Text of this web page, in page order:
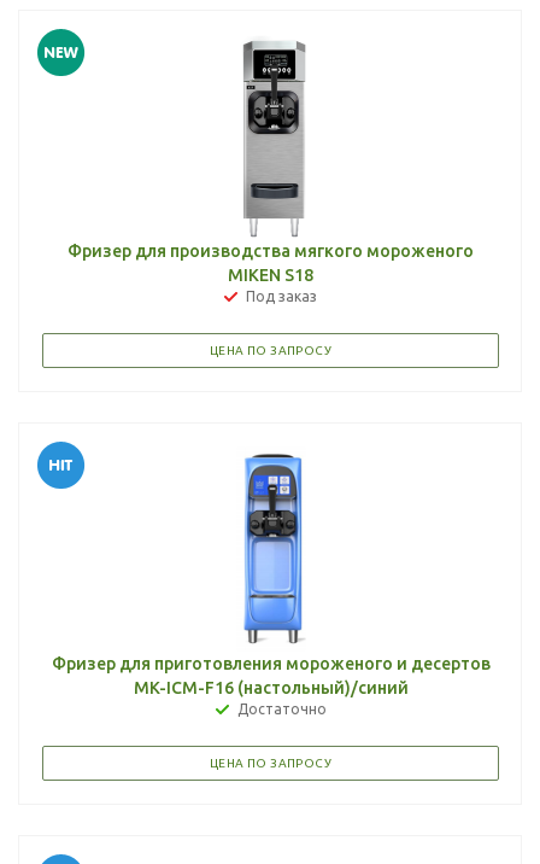
Фризер для производства мягкого мороженого
MIKEN S18
Под заказ
ЦЕНА ПО ЗАПРОСУ
Фризер для приготовления мороженого и десертов
MK-ICM-F16 (настольный)/синий
Достаточно
ЦЕНА ПО ЗАПРОСУ